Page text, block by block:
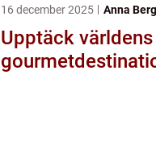
16 december 2025 Anna
Upptäck